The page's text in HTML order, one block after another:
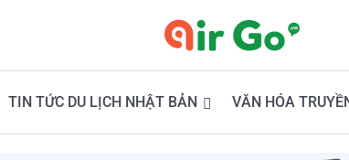
TIN TỨC DU LỊCH NHẬT BẢN VĂN HÓA